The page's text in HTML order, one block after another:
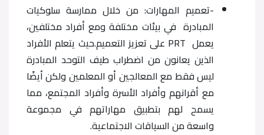
-تعميم المهارات: من خلال ممارسة سلوكيات
المبادرة في بيئات مختلفة ومع أفراد مختلفين،
يعمل PRT على تعزيز التعميم.حيث يتعلم الأفراد
الذين يعانون من اضطراب طيف التوحد المبادرة
ليس فقط مع المعالجين أو المعلمين ولكن أيضًا
مع أقرانهم وأفراد الأسرة وأفراد المجتمع، مما
يسمح لهم بتطبيق مهاراتهم في مجموعة
واسعة من السياقات الاجتماعية.